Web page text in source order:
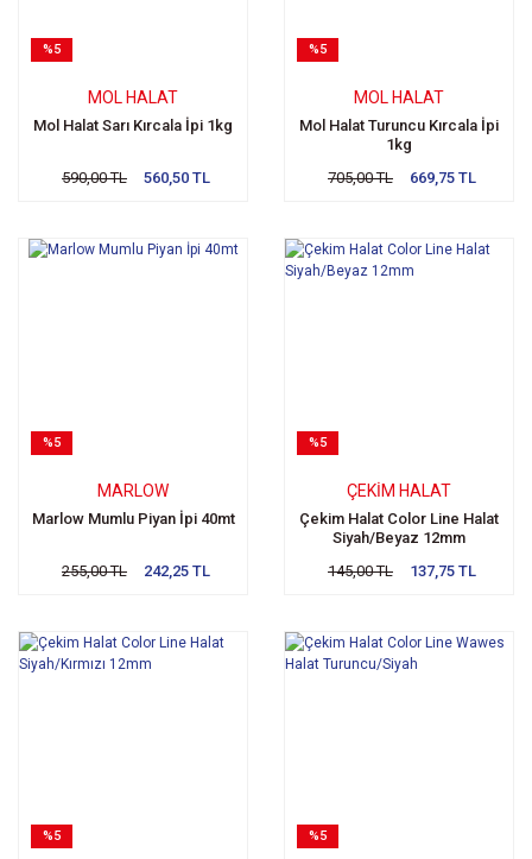
%5
MOL HALAT
Mol Halat Sarı Kırcala İpi 1kg
590,00 TL 560,50 TL
%5
MOL HALAT
Mol Halat Turuncu Kırcala İpi
1kg
705,00 TL
669,75 TL
%5
MARLOW
Marlow Mumlu Piyan İpi 40mt
255,00 TL 242,25 TL
%5
ÇEKIM HALAT
Çekim Halat Color Line Halat
Siyah/Beyaz 12mm
145,00 TL
137,75 TL
%5 %5